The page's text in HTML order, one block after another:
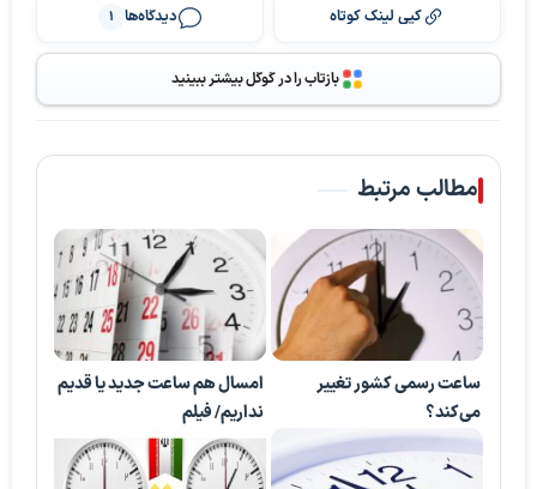
کپی لینک کوتاه دیدگاه‌ها 1
بازتاب را در گوگل بیشتر ببینید
مطالب مرتبط
ساعت رسمی کشور تغییر
می‌کند؟
امسال هم ساعت جدید یا قدیم
نداریم/ فیلم